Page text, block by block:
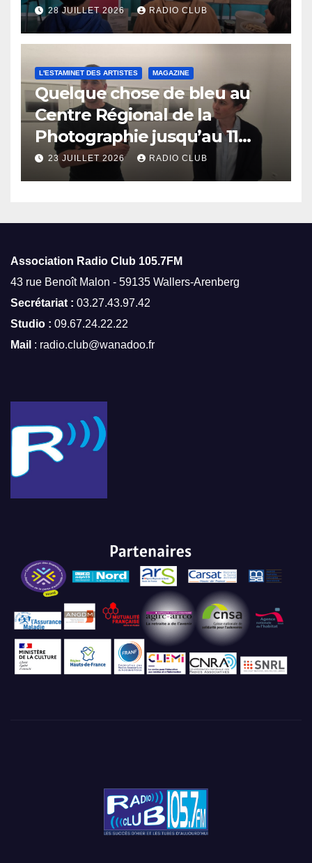
28 JUILLET 2026 RADIO CLUB
L'ESTAMINET DES ARTISTES MAGAZINE
Quelque chose de bleu au
Centre Régional de la
Photographie jusqu’au 11
octobre
23 JUILLET 2026 RADIO CLUB
Association Radio Club 105.7FM
43 rue Benoît Malon - 59135 Wallers-Arenberg
Secrétariat : 03.27.43.97.42
Studio : 09.67.24.22.22
Mail : radio.club@wanadoo.fr